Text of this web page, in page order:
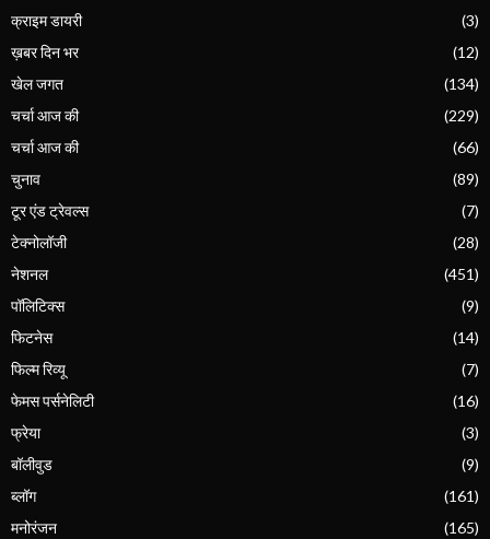
क्राइम डायरी
(3)
ख़बर दिन भर
(12)
खेल जगत
(134)
चर्चा आज की
(229)
चर्चा आज की
(66)
चुनाव
(89)
टूर एंड ट्रेवल्स
(7)
टेक्नोलॉजी
(28)
नेशनल
(451)
पॉलिटिक्स
(9)
फिटनेस
(14)
फिल्म रिव्यू
(7)
फेमस पर्सनेलिटी
(16)
फ्रेया
(3)
बॉलीवुड
(9)
ब्लॉग
(161)
मनोरंजन
(165)